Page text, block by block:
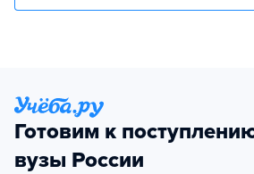
Готовим к
вузы России